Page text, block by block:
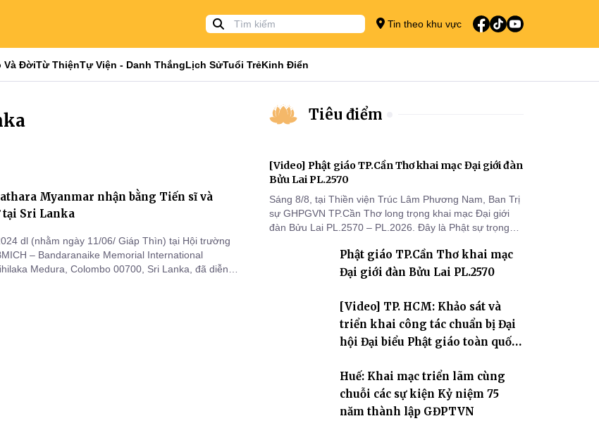
Tin theo khu vực
Và ĐờiTừ ThiệnTự Viện - Danh ThắngLịch SửTuổi TrẻKinh Điển
Myanmar nhận bằng Tiến sĩ và
tại Sri Lanka
dl (nhằm ngày 11/06/ Giáp Thìn) tại Hội trường
– Bandaranaike Memorial International
Medura, Colombo 00700, Sri Lanka, đã diễn ra
Tiêu điểm
[Video] Phật giáo TP.Cần Thơ khai mạc Đại giới đàn
Bửu Lai PL.2570
Sáng 8/8, tại Thiền viện Trúc Lâm Phương Nam, Ban Trị
sự GHPGVN TP.Cần Thơ long trọng khai mạc Đại giới
đàn Bửu Lai PL.2570 – PL.2026. Đây là Phật sự trọng
của Đại hội Phật giáo thành phố lần thứ I, thể hiện sự
quan tâm đối với công tác truyền giới, đào tạo Tăng tài
Phật giáo TP.Cần Thơ khai mạc
Đại giới đàn Bửu Lai PL.2570
[Video] TP. HCM: Khảo sát và
triển khai công tác chuẩn bị Đại
hội Đại biểu Phật giáo toàn quốc
Huế: Khai mạc triển lãm cùng
chuỗi các sự kiện Kỷ niệm 75
năm thành lập GĐPTVN